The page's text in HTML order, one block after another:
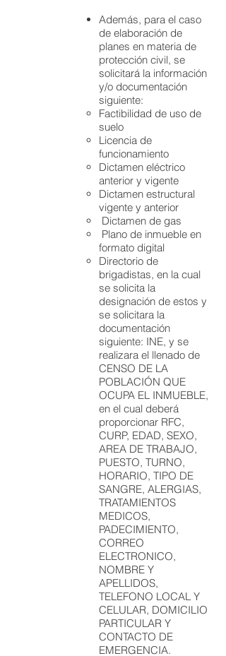
Además, para el caso
de elaboración de
planes en materia de
protección civil, se
solicitará la información
y/o documentación
siguiente:
Factibilidad de uso de
suelo
Licencia de
funcionamiento
Dictamen eléctrico
anterior y vigente
Dictamen estructural
vigente y anterior
Dictamen de gas
Plano de inmueble en
formato digital
Directorio de
brigadistas, en la cual
se solicita la
designación de estos y
se solicitara la
documentación
siguiente: INE, y se
realizara el llenado de
CENSO DE LA
POBLACIÓN QUE
OCUPA EL INMUEBLE,
en el cual deberá
proporcionar RFC,
CURP, EDAD, SEXO,
AREA DE TRABAJO,
PUESTO, TURNO,
HORARIO, TIPO DE
SANGRE, ALERGIAS,
TRATAMIENTOS
MEDICOS,
PADECIMIENTO,
CORREO
ELECTRONICO,
NOMBRE Y
APELLIDOS,
TELEFONO LOCAL Y
CELULAR, DOMICILIO
PARTICULAR Y
CONTACTO DE
EMERGENCIA.